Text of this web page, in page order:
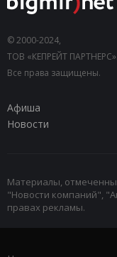
© 2000-2024,
ТОВ «КЕПРЕЙТ ПАРТНЕРС».
Все права защищены.
Афиша
Новости
Материалы,
"Новости компаний",
правах рекламы.